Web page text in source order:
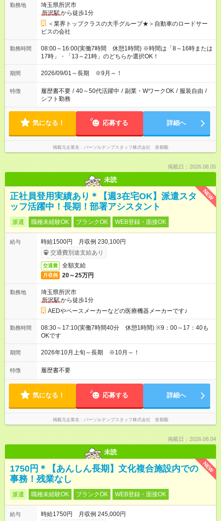
勤務地
埼玉県所沢市
所沢駅から徒歩1分
＜業界トップクラスの大手グループ★＞自動車のロードサー
ビスの会社
勤務時間
08:00～16:00(実働7時間 休憩1時間) ※時間は「8～16時または
17時」・「13～21時」のどちらか選択OK！
期間 2026/09/01～長期 ※9月～！
特徴 履歴書不要 / 40～50代活躍中 / 副業・WワークOK / 服装自由 /
シフト勤務
気になる！ 応募する 詳細へ
掲載元企業名 パーソルテンプスタッフ株式会社 首都圏
掲載日：2026.08.05
未読
NEW
正社員登用実績あり＊【週3在宅OK】派遣スタ
ッフ活躍中！長期！部署アシスタント
派遣 職種未経験OK ブランクOK WEB登録・面接OK
給与
時給1500円 月収例 230,100円
交通費別途支給あり
交通費 全額支給
月収例 20～25万円
勤務地
埼玉県所沢市
所沢駅から徒歩1分
AEDやペースメーカーなどの医療機器メーカーです♪
勤務時間
08:30～17:10(実働7時間40分 休憩1時間) ※9：00～17：40も
OKです
期間 2026年10月上旬～長期 ※10月～！
特徴 履歴書不要
気になる！ 応募する 詳細へ
掲載元企業名 パーソルテンプスタッフ株式会社 首都圏
掲載日：2026.08.04
未読
NEW
1750円＊【あんしん長期】文化複合施設内での
事務！残業なし
派遣 職種未経験OK ブランクOK WEB登録・面接OK
給与
時給1750円 月収例 245,000円